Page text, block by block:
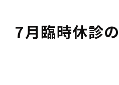
7月臨時休診